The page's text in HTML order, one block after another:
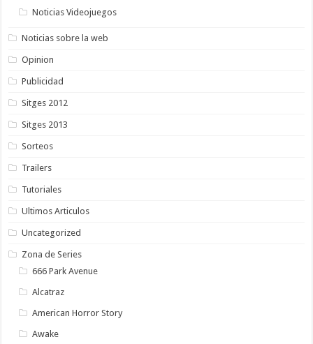
Noticias Videojuegos
Noticias sobre la web
Opinion
Publicidad
Sitges 2012
Sitges 2013
Sorteos
Trailers
Tutoriales
Ultimos Articulos
Uncategorized
Zona de Series
666 Park Avenue
Alcatraz
American Horror Story
Awake